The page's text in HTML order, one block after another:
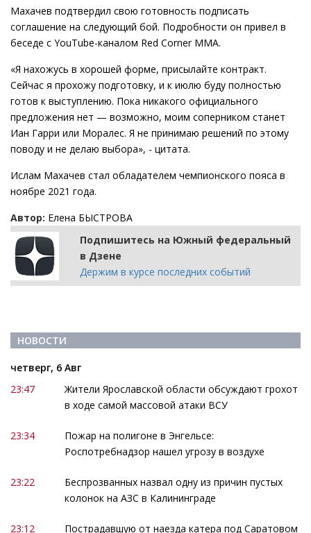
Махачев подтвердил свою готовность подписать
соглашение на следующий бой. Подробности он привел в
беседе с YouTube-каналом Red Corner MMA.
«Я нахожусь в хорошей форме, присылайте контракт.
Сейчас я прохожу подготовку, и к июлю буду полностью
готов к выступлению. Пока никакого официального
предложения нет — возможно, моим соперником станет
Иан Гарри или Моралес. Я не принимаю решений по этому
поводу и не делаю выбора», - цитата.
Ислам Махачев стал обладателем чемпионского пояса в
ноябре 2021 года.
Автор: Елена БЫСТРОВА
Подпишитесь на Южный федеральный
в Дзене
Держим в курсе последних событий
НОВОСТИ
четверг, 6 Авг
23:47
Жители Ярославской области обсуждают грохот
в ходе самой массовой атаки ВСУ
23:34
Пожар на полигоне в Энгельсе:
Роспотребнадзор нашел угрозу в воздухе
23:22
Беспрозванных назвал одну из причин пустых
колонок на АЗС в Калининграде
23:12
Пострадавшую от наезда катера под Саратовом